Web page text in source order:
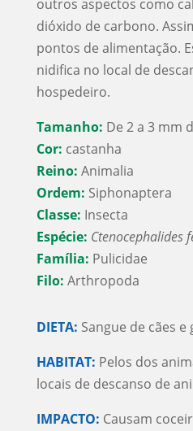
outros aspectos como
dióxido de carbono.
pontos de alimentação.
nidifica no local de
hospedeiro.
Tamanho: De 2 a 3 mm
Cor: castanha
Reino: Animalia
Ordem: Siphonaptera
Classe: Insecta
Espécie: Ctenocephalides
Família: Pulicidae
Filo: Arthropoda
DIETA: Sangue de cães e
HABITAT: Pelos dos
locais de descanso de
IMPACTO: Causam